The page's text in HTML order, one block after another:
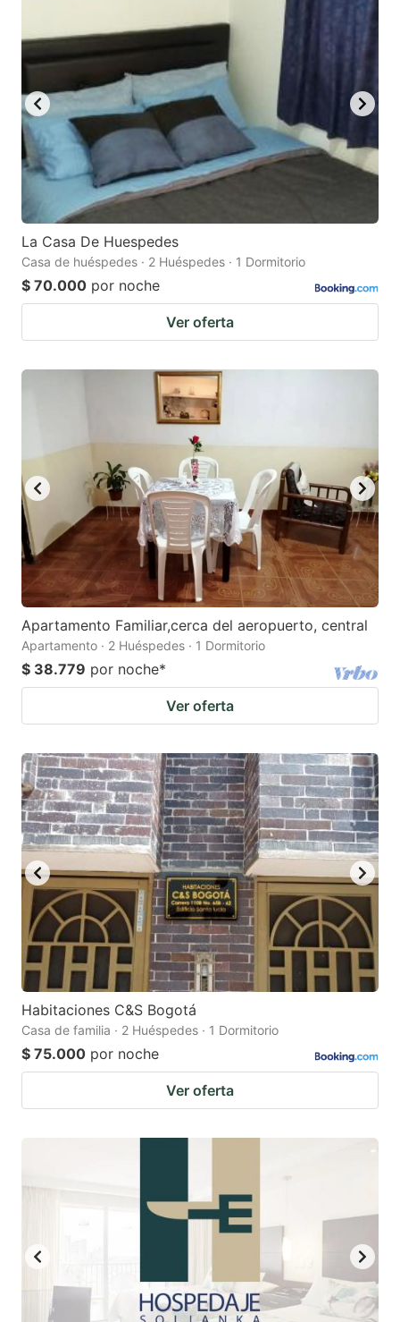
question
mark
key
to
get
the
keyboard
shortcuts
for
changing
dates.
question
mark
get
the
changing
La Casa De Huespedes
Casa de huéspedes · 2 Huéspedes · 1 Dormitorio
$ 70.000 por noche
Ver oferta
Apartamento Familiar,cerca del aeropuerto, central
Apartamento · 2 Huéspedes · 1 Dormitorio
$ 38.779 por noche*
Ver oferta
Habitaciones C&S Bogotá
Casa de familia · 2 Huéspedes · 1 Dormitorio
$ 75.000 por noche
Ver oferta